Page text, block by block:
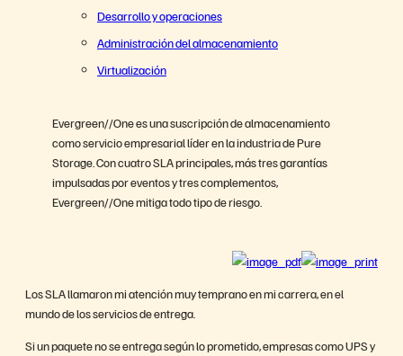
Desarrollo y operaciones
Administración del almacenamiento
Virtualización
Resumen
Evergreen//One es una suscripción de almacenamiento
como servicio empresarial líder en la industria de Pure
Storage. Con cuatro SLA principales, más tres garantías
impulsadas por eventos y tres complementos,
Evergreen//One mitiga todo tipo de riesgo.
Los SLA llamaron mi atención muy temprano en mi carrera, en el
mundo de los servicios de entrega.
Si un paquete no se entrega según lo prometido, empresas como UPS y